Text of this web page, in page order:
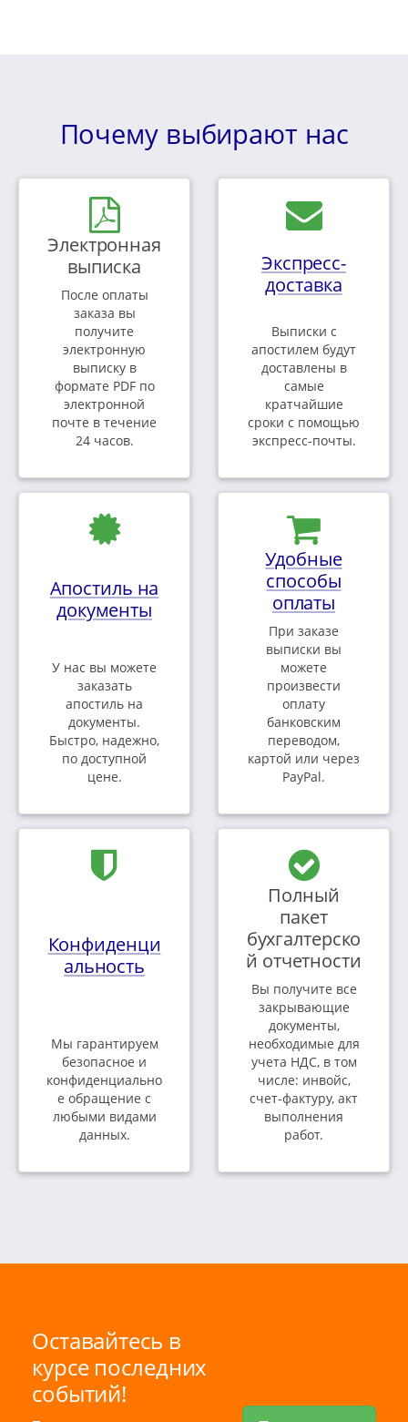
Почему выбирают нас
Электронная
выписка
После оплаты
заказа вы
получите
электронную
выписку в
формате PDF по
электронной
почте в течение
24 часов.
Экспресс-
доставка
Выписки с
апостилем будут
доставлены в
самые
кратчайшие
сроки с помощью
экспресс-почты.
Апостиль на
документы
У нас вы можете
заказать
апостиль на
документы.
Быстро, надежно,
по доступной
цене.
Удобные
способы
оплаты
При заказе
выписки вы
можете
произвести
оплату
банковским
переводом,
картой или через
PayPal.
Конфиденци
альность
Мы гарантируем
безопасное и
конфиденциально
е обращение с
любыми видами
данных.
Полный
пакет
бухгалтерско
й отчетности
Вы получите все
закрывающие
документы,
необходимые для
учета НДС, в том
числе: инвойс,
счет-фактуру, акт
выполнения
работ.
Оставайтесь в
курсе последних
событий!